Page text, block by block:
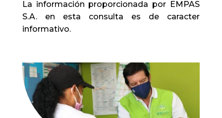
La información proporcionada por EMPAS
S.A. en esta consulta es de caracter
informativo.